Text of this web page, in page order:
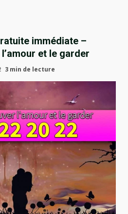
immédiate –
et le garder
3 min de lecture